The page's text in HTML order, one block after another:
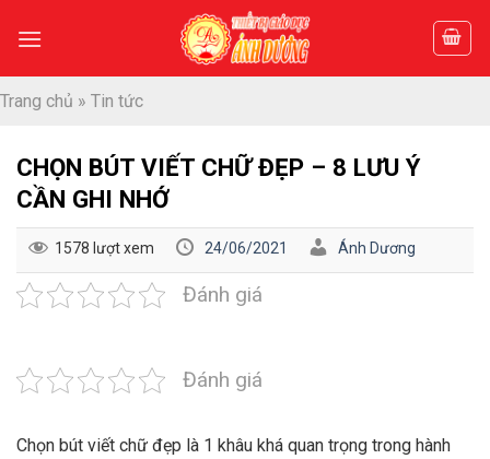
Trang chủ » Tin tức
CHỌN BÚT VIẾT CHỮ ĐẸP – 8 LƯU Ý
CẦN GHI NHỚ
1578 lượt xem 24/06/2021 Ánh Dương
Đánh giá
Đánh giá
Chọn bút viết chữ đẹp là 1 khâu khá quan trọng trong hành